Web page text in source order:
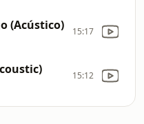
(Acústico) 15:17
15:12